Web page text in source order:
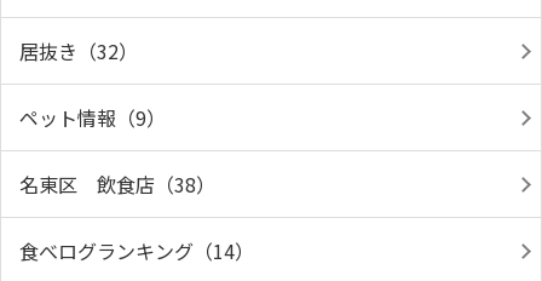
居抜き（32）
ペット情報（9）
名東区 飲食店（38）
食べログランキング（14）